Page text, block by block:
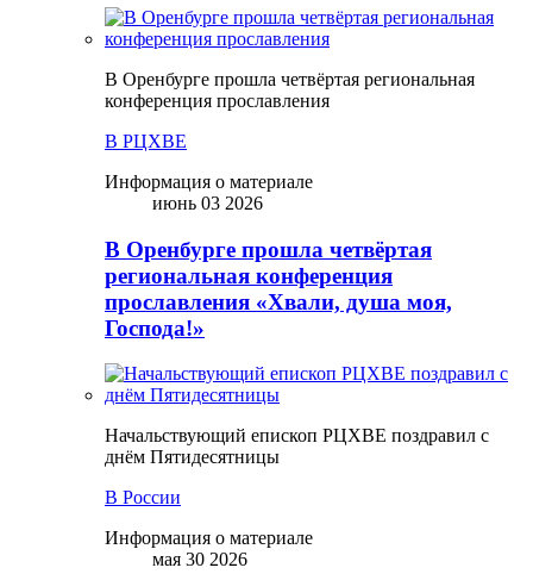
В Оренбурге прошла четвёртая региональная
конференция прославления
В РЦХВЕ
Информация о материале
июнь 03 2026
В Оренбурге прошла четвёртая
региональная конференция
прославления «Хвали, душа моя,
Господа!»
Начальствующий епископ РЦХВЕ поздравил с
днём Пятидесятницы
В России
Информация о материале
мая 30 2026